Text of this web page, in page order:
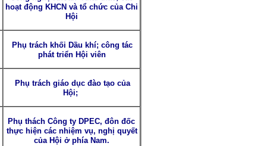
hoạt động KHCN và tổ chức của Chi
Hội
Phụ trách khối Dầu khí; công tác
phát triển Hội viên
Phụ trách giáo dục đào tạo của
Hội;
Phụ thách Công ty DPEC, đôn đốc
thực hiện các nhiệm vụ, nghị quyết
của Hội ở phía Nam.